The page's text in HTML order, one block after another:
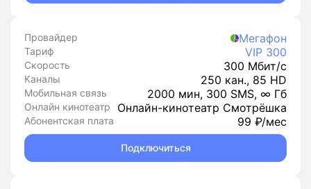
Провайдер Мегафон
Тариф VIP 300
Скорость 300 Мбит/с
Каналы 250 кан., 85 HD
Мобильная связь 2000 мин, 300 SMS, ∞ Гб
Онлайн кинотеатр Онлайн-кинотеатр Смотрёшка
Абонентская плата 99 ₽/мес
Подключиться